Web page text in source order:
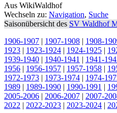
Aus WikiWaldhof
Wechseln zu: Navigation, Suche
Saisonübersicht des SV Waldhof
1906-1907 | 1907-1908 | 1908-
1923 | 1923-1924 | 1924-1925 |
1939-1940 | 1940-1941 | 1941-
1956 | 1956-1957 | 1957-1958 |
1972-1973 | 1973-1974 | 1974-
1989 | 1989-1990 | 1990-1991 |
2005-2006 | 2006-2007 | 2007-
2022 | 2022-2023 | 2023-2024 |